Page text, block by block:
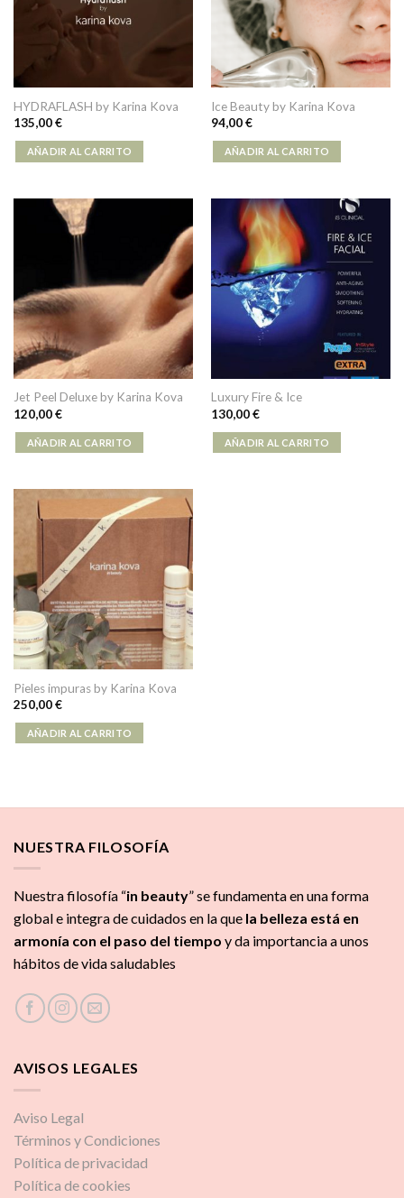
HYDRAFLASH by Karina Kova
135,00€
AÑADIR AL CARRITO
Ice Beauty by Karina Kova
94,00€
AÑADIR AL CARRITO
Jet Peel Deluxe by Karina Kova
120,00€
AÑADIR AL CARRITO
Luxury Fire & Ice
130,00€
AÑADIR AL CARRITO
Pieles impuras by Karina Kova
250,00€
AÑADIR AL CARRITO
NUESTRA FILOSOFÍA
Nuestra filosofía “in beauty” se fundamenta en una forma
global e integra de cuidados en la que la belleza está en
armonía con el paso del tiempo y da importancia a unos
hábitos de vida saludables
AVISOS LEGALES
Aviso Legal
Términos y Condiciones
Política de privacidad
Política de cookies